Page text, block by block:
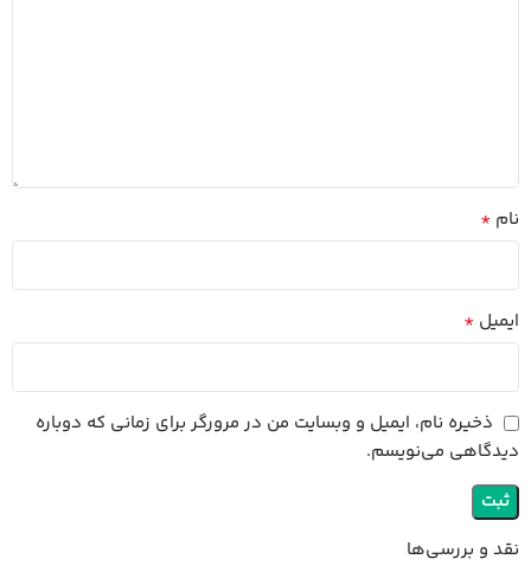
نقد و بررسی‌ها
نام *
ایمیل *
ذخیره نام، ایمیل و وبسایت من در مرورگر برای زمانی که دوباره
دیدگاهی می‌نویسم.